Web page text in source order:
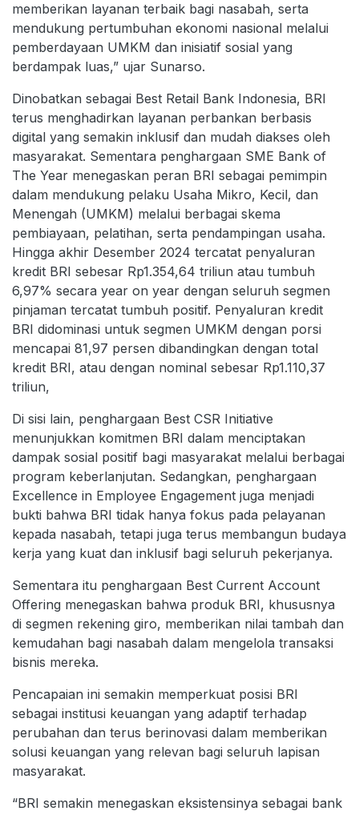
memberikan layanan terbaik bagi nasabah, serta
mendukung pertumbuhan ekonomi nasional melalui
pemberdayaan UMKM dan inisiatif sosial yang
berdampak luas,” ujar Sunarso.
Dinobatkan sebagai Best Retail Bank Indonesia, BRI
terus menghadirkan layanan perbankan berbasis
digital yang semakin inklusif dan mudah diakses oleh
masyarakat. Sementara penghargaan SME Bank of
The Year menegaskan peran BRI sebagai pemimpin
dalam mendukung pelaku Usaha Mikro, Kecil, dan
Menengah (UMKM) melalui berbagai skema
pembiayaan, pelatihan, serta pendampingan usaha.
Hingga akhir Desember 2024 tercatat penyaluran
kredit BRI sebesar Rp1.354,64 triliun atau tumbuh
6,97% secara year on year dengan seluruh segmen
pinjaman tercatat tumbuh positif. Penyaluran kredit
BRI didominasi untuk segmen UMKM dengan porsi
mencapai 81,97 persen dibandingkan dengan total
kredit BRI, atau dengan nominal sebesar Rp1.110,37
triliun,
Di sisi lain, penghargaan Best CSR Initiative
menunjukkan komitmen BRI dalam menciptakan
dampak sosial positif bagi masyarakat melalui berbagai
program keberlanjutan. Sedangkan, penghargaan
Excellence in Employee Engagement juga menjadi
bukti bahwa BRI tidak hanya fokus pada pelayanan
kepada nasabah, tetapi juga terus membangun budaya
kerja yang kuat dan inklusif bagi seluruh pekerjanya.
Sementara itu penghargaan Best Current Account
Offering menegaskan bahwa produk BRI, khususnya
di segmen rekening giro, memberikan nilai tambah dan
kemudahan bagi nasabah dalam mengelola transaksi
bisnis mereka.
Pencapaian ini semakin memperkuat posisi BRI
sebagai institusi keuangan yang adaptif terhadap
perubahan dan terus berinovasi dalam memberikan
solusi keuangan yang relevan bagi seluruh lapisan
masyarakat.
“BRI semakin menegaskan eksistensinya sebagai bank